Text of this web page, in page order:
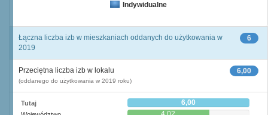
Indywidualne
6
Łączna liczba izb w mieszkaniach oddanych do użytkowania w
2019
6,00
Przeciętna liczba izb w lokalu
(oddanego do użytkowania w 2019 roku)
Tutaj 6,00